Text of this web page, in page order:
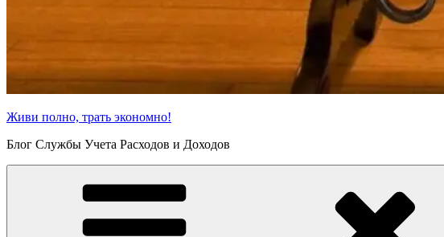
Живи полно, трать экономно!
Блог Службы Учета Расходов и Доходов